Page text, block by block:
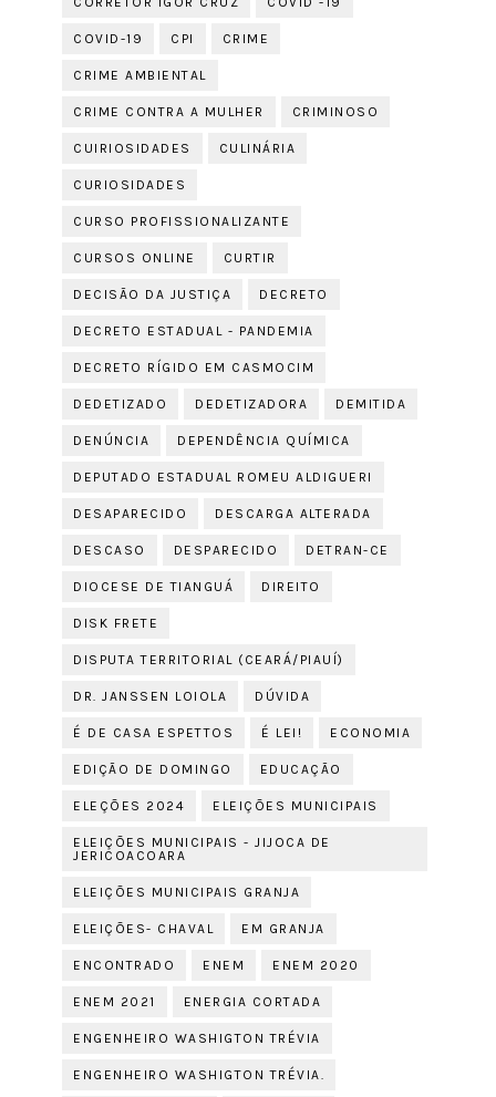
COVID-19 CPI CRIME
CRIME AMBIENTAL
CRIME CONTRA A MULHER CRIMINOSO
CUIRIOSIDADES CULINÁRIA
CURIOSIDADES
CURSO PROFISSIONALIZANTE
CURSOS ONLINE CURTIR
DECISÃO DA JUSTIÇA DECRETO
DECRETO ESTADUAL - PANDEMIA
DECRETO RÍGIDO EM CASMOCIM
DEDETIZADO DEDETIZADORA DEMITIDA
DENÚNCIA DEPENDÊNCIA QUÍMICA
DEPUTADO ESTADUAL ROMEU ALDIGUERI
DESAPARECIDO DESCARGA ALTERADA
DESCASO DESPARECIDO DETRAN-CE
DIOCESE DE TIANGUÁ DIREITO
DISK FRETE
DISPUTA TERRITORIAL (CEARÁ/PIAUÍ)
DR. JANSSEN LOIOLA DÚVIDA
É DE CASA ESPETTOS É LEI! ECONOMIA
EDIÇÃO DE DOMINGO EDUCAÇÃO
ELEÇÕES 2024 ELEIÇÕES MUNICIPAIS
ELEIÇÕES MUNICIPAIS - JIJOCA DE
JERICOACOARA
ELEIÇÕES MUNICIPAIS GRANJA
ELEIÇÕES- CHAVAL EM GRANJA
ENCONTRADO ENEM ENEM 2020
ENEM 2021 ENERGIA CORTADA
ENGENHEIRO WASHIGTON TRÉVIA
ENGENHEIRO WASHIGTON TRÉVIA.